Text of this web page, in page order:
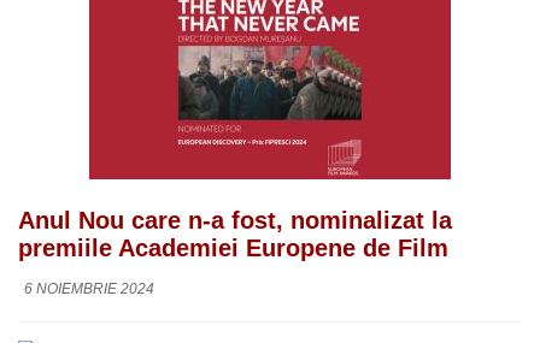
Anul Nou care n-a fost, nominalizat la
premiile Academiei Europene de Film
6 NOIEMBRIE 2024